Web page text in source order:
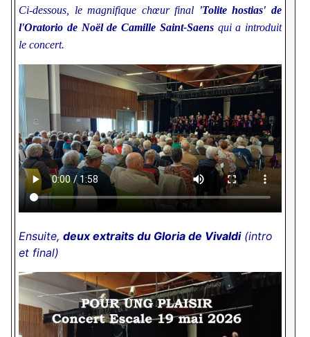
Ci-dessous, le magnifique chœur final 'Tolite hostias' de
l'Oratorio de Noël de Camille Saint-Saensqui a introduit
le concert.
Ensuite, deux extraits du Gloria de Vivaldi(intro
et final)